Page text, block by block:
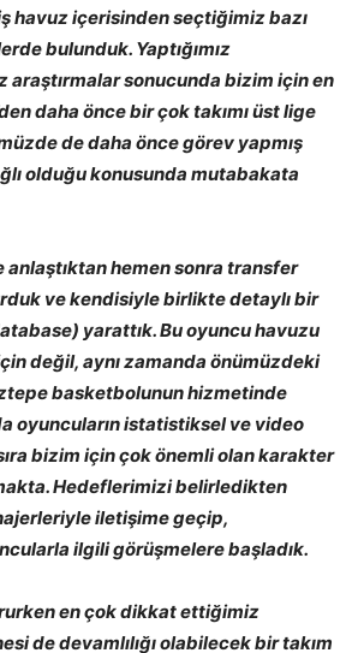
havuz içerisinden seçtiğimiz bazı
bulunduk. Yaptığımız
araştırmalar sonucunda bizim için en
daha önce bir çok takımı üst lige
de daha önce görev yapmış
olduğu konusunda mutabakata
anlaştıktan hemen sonra transfer
ve kendisiyle birlikte detaylı bir
yarattık. Bu oyuncu havuzu
değil, aynı zamanda önümüzdeki
basketbolunun hizmetinde
oyuncuların istatistiksel ve video
bizim için çok önemli olan karakter
Hedeflerimizi belirledikten
iletişime geçip,
ilgili görüşmelere başladık.
en çok dikkat ettiğimiz
de devamlılığı olabilecek bir takım